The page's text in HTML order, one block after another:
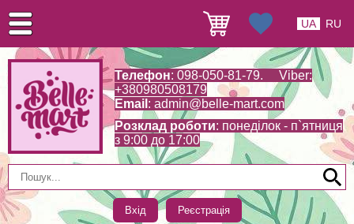
Телефон: 098-050-81-79. Viber:
+380980508179
Email : admin@belle-mart.com
Розклад роботи: понеділок - п`ятниця
з 9:00 до 17:00
Вхід Реєстрація
UA RU